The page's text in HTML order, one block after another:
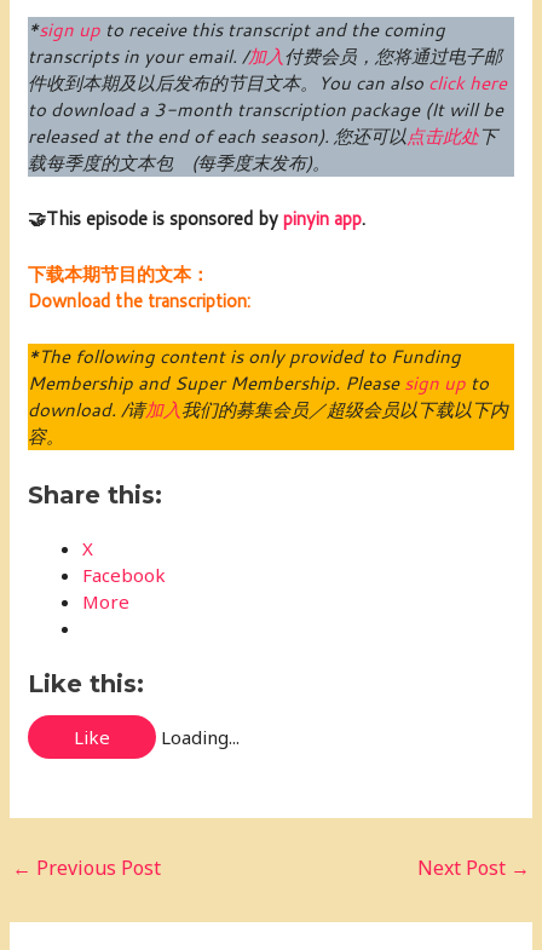
*sign up to receive this transcript and the coming
transcripts in your email. /加入付费会员 ，您将通过电子邮
件收到本期及以后发布的节目文本。
You can also click here
to download a 3-month transcription package (It will be
released at the end of each season). 您还可以点击此处下
载每季度的文本包 (每季度末发布)。
🤝This episode is sponsored bypinyin app.
下载本期节目的文本：
Download the transcription:
*The following content is only provided to Funding
Membership and Super Membership. Pleasesign up to
download. /请加入我们的募集会员／超级会员以下载以下内
容。
Share this:
X
Facebook
More
Like this:
Like Loading...
← Previous Post Next Post →